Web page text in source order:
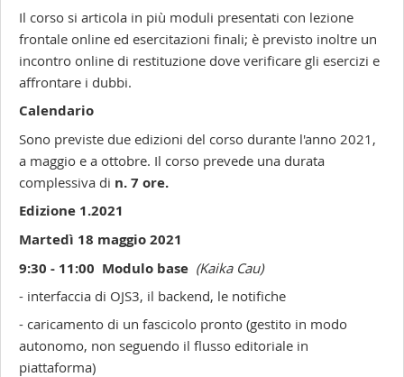
Il corso si articola in più moduli presentati con lezione
frontale online ed esercitazioni finali; è previsto inoltre un
incontro online di restituzione dove verificare gli esercizi e
affrontare i dubbi.
Calendario
Sono previste due edizioni del corso durante l'anno 2021,
a maggio e a ottobre. Il corso prevede una durata
complessiva di n. 7 ore.
Edizione 1.2021
Martedì 18 maggio 2021
9:30 - 11:00 Modulo base (Kaika Cau)
- interfaccia di OJS3, il backend, le notifiche
- caricamento di un fascicolo pronto (gestito in modo
autonomo, non seguendo il flusso editoriale in
piattaforma)